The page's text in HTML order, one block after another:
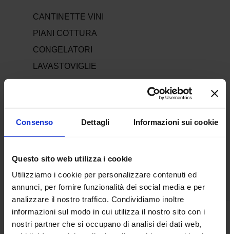
Consenso Dettagli Informazioni sui cookie
Questo sito web utilizza i cookie
Utilizziamo i cookie per personalizzare contenuti ed
annunci, per fornire funzionalità dei social media e per
analizzare il nostro traffico. Condividiamo inoltre
informazioni sul modo in cui utilizza il nostro sito con i
nostri partner che si occupano di analisi dei dati web,
CANTINETTE VINI
PIANI COTTURA
CONGELATORI
LAVASTOVIGLIE
PICCOLI ELETTRODOMESTICI DA CUCINA
ELETTRODOMESTICI PER LA PULIZIA DELLA
CASA
PICCOLI ELETTRODOMESTICI PER LA CURA
OFFERTE DEL MOMENTO